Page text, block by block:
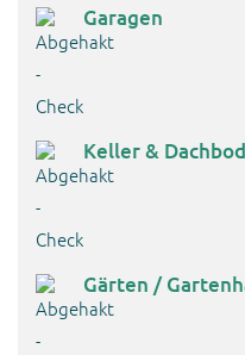
Garagen
Keller &
Gärten /